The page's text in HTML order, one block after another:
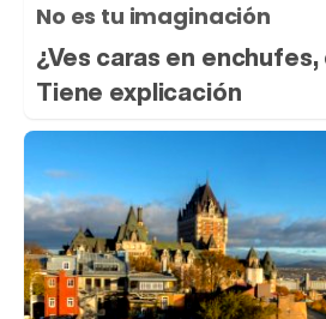
No es tu imaginación
¿Ves caras en
Tiene explicación